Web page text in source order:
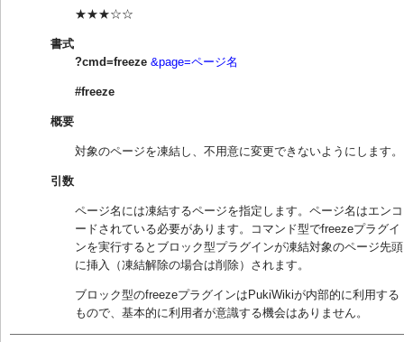
★★★☆☆
書式
?cmd=freeze &page=ページ名
#freeze
概要
対象のページを凍結し、不用意に変更できないようにします。
引数
ページ名には凍結するページを指定します。ページ名はエンコ
ードされている必要があります。コマンド型でfreezeプラグイ
ンを実行するとブロック型プラグインが凍結対象のページ先頭
に挿入（凍結解除の場合は削除）されます。
ブロック型のfreezeプラグインはPukiWikiが内部的に利用する
もので、基本的に利用者が意識する機会はありません。